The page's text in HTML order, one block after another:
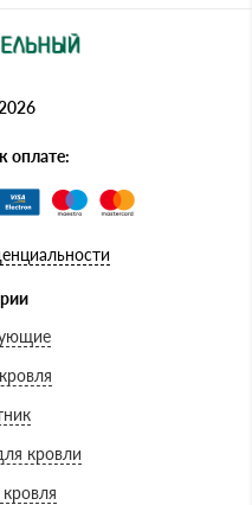
оплате:
кровли